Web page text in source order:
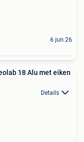
6 jun 26
18 Alu met eiken
Details